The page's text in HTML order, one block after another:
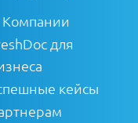
для
кейсы